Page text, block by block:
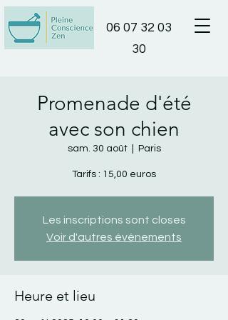
06 07 32 03
30
Promenade d'été
avec son chien
sam. 30 août
  |
Paris
Tarifs : 15,00 euros
Les inscriptions sont closes
Voir d'autres événements
Heure et lieu